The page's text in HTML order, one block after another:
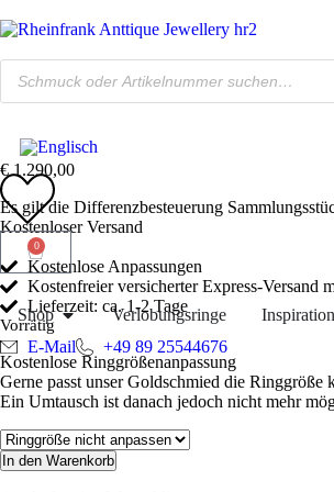
0
Shop Verlobungsringe Inspiration
E-Mail
+49 89 25544676
€1.290,00
Es gilt die Differenzbesteuerung
Kostenloser Versand
Kostenlose Anpassungen
Kostenfreier versicherter Express-Versand
Lieferzeit: ca. 1-2 Tage
Vorrätig
Kostenlose Ringgrößenanpassung
Gerne passt unser Goldschmied die Ringgröße
Ein Umtausch ist danach jedoch nicht mehr
In den Warenkorb